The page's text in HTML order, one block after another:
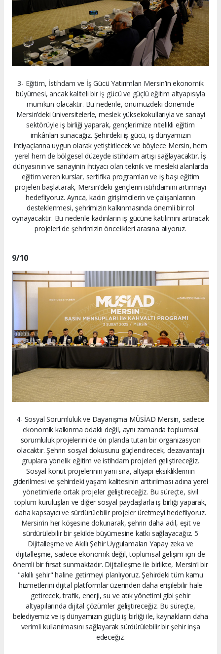
3- Eğitim, İstihdam ve İş Gücü Yatırımları Mersin’in ekonomik
büyümesi, ancak kaliteli bir iş gücü ve güçlü eğitim altyapısıyla
mümkün olacaktır. Bu nedenle, önümüzdeki dönemde
Mersin’deki üniversitelerle, meslek yüksekokullarıyla ve sanayi
sektörüyle iş birliği yaparak, gençlerimize nitelikli eğitim
imkânları sunacağız. Şehirdeki iş gücü, iş dünyamızın
ihtiyaçlarına uygun olarak yetiştirilecek ve böylece Mersin, hem
yerel hem de bölgesel düzeyde istihdam artışı sağlayacaktır. İş
dünyasının ve sanayinin ihtiyacı olan teknik ve mesleki alanlarda
eğitim veren kurslar, sertifika programları ve iş başı eğitim
projeleri başlatarak, Mersin’deki gençlerin istihdamını artırmayı
hedefliyoruz. Ayrıca, kadın girişimcilerin ve çalışanlarının
desteklenmesi, şehrimizin kalkınmasında önemli bir rol
oynayacaktır. Bu nedenle kadınların iş gücüne katılımını artıracak
projeleri de şehrimizin öncelikleri arasına alıyoruz.
9/10
4- Sosyal Sorumluluk ve Dayanışma MÜSİAD Mersin, sadece
ekonomik kalkınma odaklı değil, aynı zamanda toplumsal
sorumluluk projelerini de ön planda tutan bir organizasyon
olacaktır. Şehrin sosyal dokusunu güçlendirecek, dezavantajlı
gruplara yönelik eğitim ve istihdam projeleri geliştireceğiz.
Sosyal konut projelerinin yanı sıra, altyapı eksikliklerinin
giderilmesi ve şehirdeki yaşam kalitesinin arttırılması adına yerel
yönetimlerle ortak projeler geliştireceğiz. Bu süreçte, sivil
toplum kuruluşları ve diğer sosyal paydaşlarla iş birliği yaparak,
daha kapsayıcı ve sürdürülebilir projeler üretmeyi hedefliyoruz.
Mersin’in her köşesine dokunarak, şehrin daha adil, eşit ve
sürdürülebilir bir şekilde büyümesine katkı sağlayacağız. 5
Dijitalleşme ve Akıllı Şehir Uygulamaları Yapay zeka ve
dijitalleşme, sadece ekonomik değil, toplumsal gelişim için de
önemli bir fırsat sunmaktadır. Dijitalleşme ile birlikte, Mersin’i bir
"akıllı şehir" haline getirmeyi planlıyoruz. Şehirdeki tüm kamu
hizmetlerini dijital platformlar üzerinden daha erişilebilir hale
getirecek, trafik, enerji, su ve atık yönetimi gibi şehir
altyapılarında dijital çözümler geliştireceğiz. Bu süreçte,
belediyemiz ve iş dünyamızın güçlü iş birliği ile, kaynakların daha
verimli kullanılmasını sağlayarak sürdürülebilir bir şehir inşa
edeceğiz.